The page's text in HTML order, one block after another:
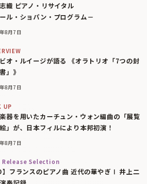
織 ピアノ・リサイタル
ル・ショパン・プログラム－
8月7日
オ・ルイージが語る 《オラトリオ「7つの封
」》
8月7日
UP
器を用いたカーチュン・ウォン編曲の「展覧
」が、日本フィルにより本邦初演！
8月7日
Release Selection
】フランスのピアノ曲 近代の華やぎⅠ 井上二